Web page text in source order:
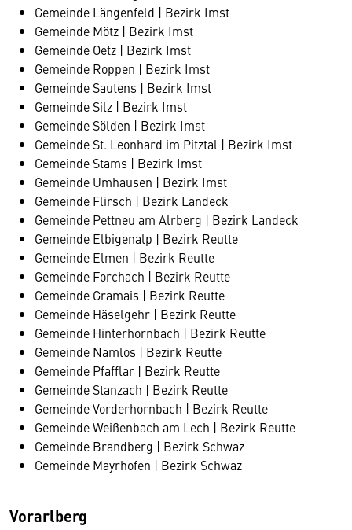
Gemeinde Längenfeld | Bezirk Imst
Gemeinde Mötz | Bezirk Imst
Gemeinde Oetz | Bezirk Imst
Gemeinde Roppen | Bezirk Imst
Gemeinde Sautens | Bezirk Imst
Gemeinde Silz | Bezirk Imst
Gemeinde Sölden | Bezirk Imst
Gemeinde St. Leonhard im Pitztal | Bezirk Imst
Gemeinde Stams | Bezirk Imst
Gemeinde Umhausen | Bezirk Imst
Gemeinde Flirsch | Bezirk Landeck
Gemeinde Pettneu am Alrberg | Bezirk Landeck
Gemeinde Elbigenalp | Bezirk Reutte
Gemeinde Elmen | Bezirk Reutte
Gemeinde Forchach | Bezirk Reutte
Gemeinde Gramais | Bezirk Reutte
Gemeinde Häselgehr | Bezirk Reutte
Gemeinde Hinterhornbach | Bezirk Reutte
Gemeinde Namlos | Bezirk Reutte
Gemeinde Pfafflar | Bezirk Reutte
Gemeinde Stanzach | Bezirk Reutte
Gemeinde Vorderhornbach | Bezirk Reutte
Gemeinde Weißenbach am Lech | Bezirk Reutte
Gemeinde Brandberg | Bezirk Schwaz
Gemeinde Mayrhofen | Bezirk Schwaz
Vorarlberg